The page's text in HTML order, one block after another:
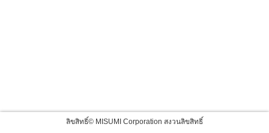
ลิขสิทธิ์© MISUMI Corporation สงวนลิขสิทธิ์